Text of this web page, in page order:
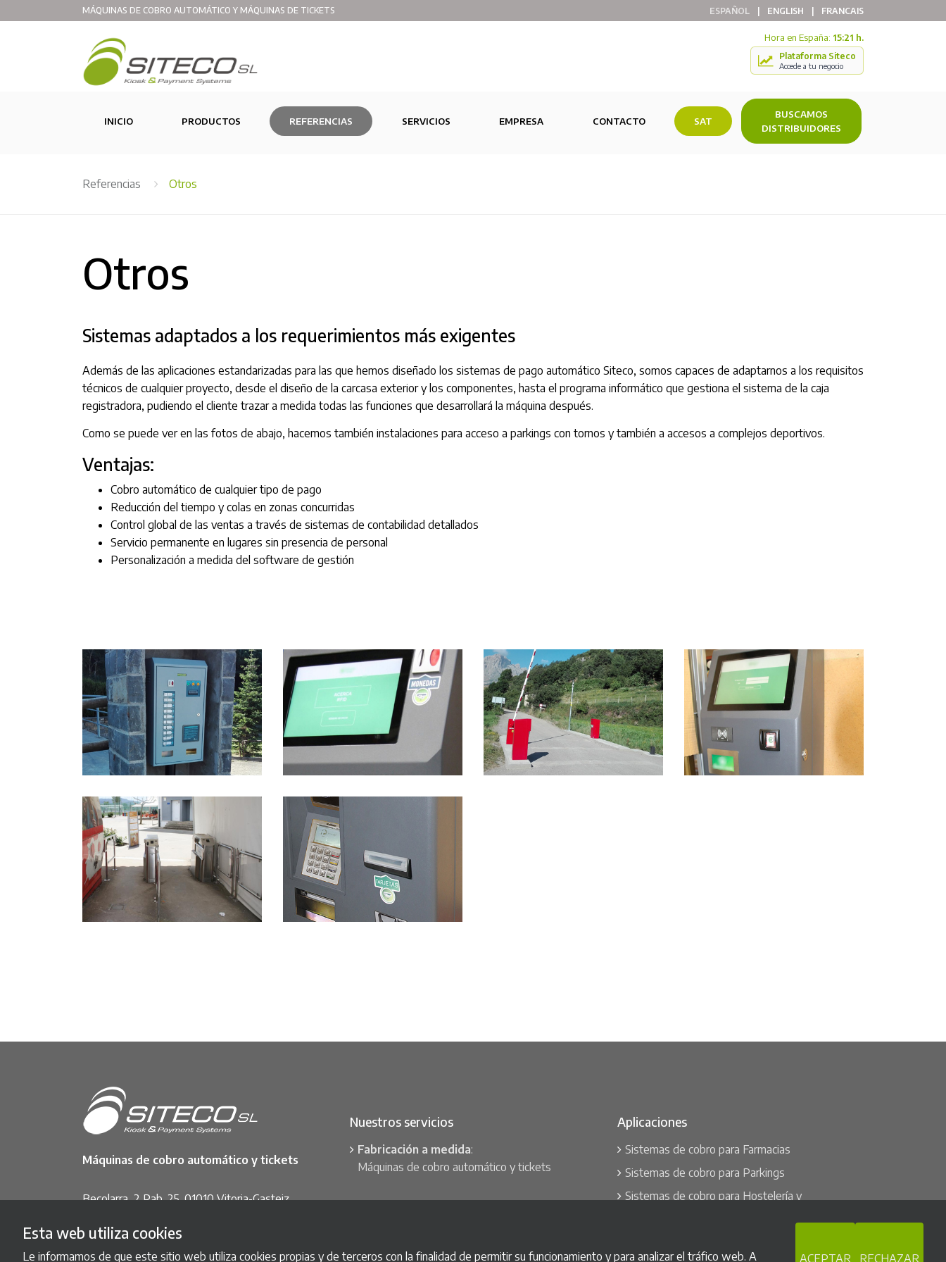
MÁQUINAS DE COBRO AUTOMÁTICO Y MÁQUINAS DE TICKETS ESPAÑOL ENGLISH FRANCAIS
Hora en España: 15:21 h.
Plataforma Siteco
Accede a tu negocio
INICIO PRODUCTOS REFERENCIAS SERVICIOS EMPRESA CONTACTO SAT
BUSCAMOS
DISTRIBUIDORES
Referencias Otros
Otros
Sistemas adaptados a los requerimientos más exigentes
Además de las aplicaciones estandarizadas para las que hemos diseñado los sistemas de pago automático Siteco, somos capaces de adaptarnos a los requisitos
técnicos de cualquier proyecto, desde el diseño de la carcasa exterior y los componentes, hasta el programa informático que gestiona el sistema de la caja
registradora, pudiendo el cliente trazar a medida todas las funciones que desarrollará la máquina después.
Como se puede ver en las fotos de abajo, hacemos también instalaciones para acceso a parkings con tornos y también a accesos a complejos deportivos.
Ventajas:
Cobro automático de cualquier tipo de pago
Reducción del tiempo y colas en zonas concurridas
Control global de las ventas a través de sistemas de contabilidad detallados
Servicio permanente en lugares sin presencia de personal
Personalización a medida del software de gestión
Máquinas de cobro automático y tickets
Becolarra, 2 Pab. 25. 01010 Vitoria-Gasteiz
Nuestros servicios
Fabricación a medida:
Máquinas de cobro automático y tickets
Aplicaciones
Sistemas de cobro para Farmacias
Sistemas de cobro para Parkings
Sistemas de cobro para Hostelería y
Esta web utiliza cookies
Le informamos de que este sitio web utiliza cookies propias y de terceros con la finalidad de permitir su funcionamiento y para analizar el tráfico web. A ACEPTAR RECHAZAR